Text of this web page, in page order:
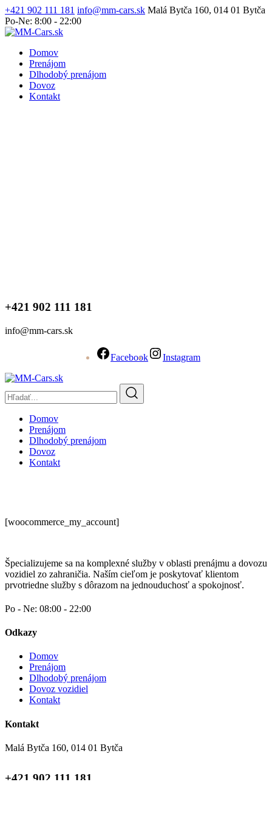
+421 902 111 181 info@mm-cars.sk Malá Bytča 160, 014 01 Bytča
Po-Ne: 8:00 - 22:00
Domov
Prenájom
Dlhodobý prenájom
Dovoz
Kontakt
+421 902 111 181
info@mm-cars.sk
Facebook Instagram
Domov
Prenájom
Dlhodobý prenájom
Dovoz
Kontakt
[woocommerce_my_account]
Špecializujeme sa na komplexné služby v oblasti prenájmu a dovozu
vozidiel zo zahraničia. Naším cieľom je poskytovať klientom
prvotriedne služby s dôrazom na jednouduchosť a spokojnosť.
Po - Ne: 08:00 - 22:00
Odkazy
Domov
Prenájom
Dlhodobý prenájom
Dovoz vozidiel
Kontakt
Kontakt
Malá Bytča 160, 014 01 Bytča
+421 902 111 181